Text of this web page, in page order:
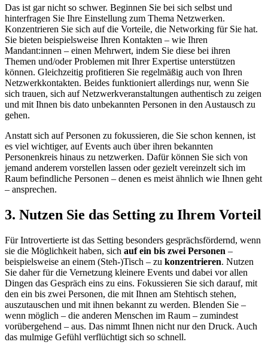
Das ist gar nicht so schwer. Beginnen Sie bei sich selbst und
hinterfragen Sie Ihre Einstellung zum Thema Netzwerken.
Konzentrieren Sie sich auf die Vorteile, die Networking für Sie hat.
Sie bieten beispielsweise Ihren Kontakten – wie Ihren
Mandant:innen – einen Mehrwert, indem Sie diese bei ihren
Themen und/oder Problemen mit Ihrer Expertise unterstützen
können. Gleichzeitig profitieren Sie regelmäßig auch von Ihren
Netzwerkkontakten. Beides funktioniert allerdings nur, wenn Sie
sich trauen, sich auf Netzwerkveranstaltungen authentisch zu zeigen
und mit Ihnen bis dato unbekannten Personen in den Austausch zu
gehen.
Anstatt sich auf Personen zu fokussieren, die Sie schon kennen, ist
es viel wichtiger, auf Events auch über ihren bekannten
Personenkreis hinaus zu netzwerken. Dafür können Sie sich von
jemand anderem vorstellen lassen oder gezielt vereinzelt sich im
Raum befindliche Personen – denen es meist ähnlich wie Ihnen geht
– ansprechen.
3. Nutzen Sie das Setting zu Ihrem Vorteil
Für Introvertierte ist das Setting besonders gesprächsfördernd, wenn
sie die Möglichkeit haben, sich auf ein bis zwei Personen –
beispielsweise an einem (Steh-)Tisch – zu konzentrieren. Nutzen
Sie daher für die Vernetzung kleinere Events und dabei vor allen
Dingen das Gespräch eins zu eins. Fokussieren Sie sich darauf, mit
den ein bis zwei Personen, die mit Ihnen am Stehtisch stehen,
auszutauschen und mit ihnen bekannt zu werden. Blenden Sie –
wenn möglich – die anderen Menschen im Raum – zumindest
vorübergehend – aus. Das nimmt Ihnen nicht nur den Druck. Auch
das mulmige Gefühl verflüchtigt sich so schnell.